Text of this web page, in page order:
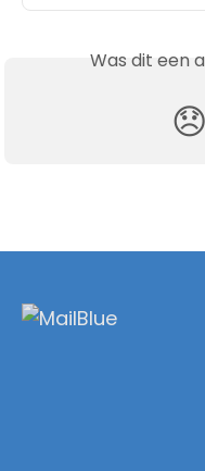
Was dit een
😞